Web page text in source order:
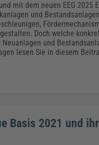
mit dem neuen EEG 2025
und
Doch welche
und
lesen Sie in diesem
Basis 2021 und